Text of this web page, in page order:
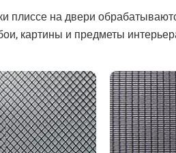
плиссе на двери
картины и предметы